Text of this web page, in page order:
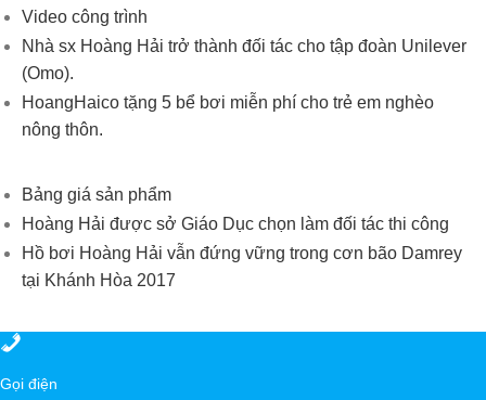
Video công trình
Nhà sx Hoàng Hải trở thành đối tác cho tập đoàn Unilever
(Omo).
HoangHaico tặng 5 bể bơi miễn phí cho trẻ em nghèo
nông thôn.
Bảng giá sản phẩm
Hoàng Hải được sở Giáo Dục chọn làm đối tác thi công
Hồ bơi Hoàng Hải vẫn đứng vững trong cơn bão Damrey
tại Khánh Hòa 2017
Gọi điện